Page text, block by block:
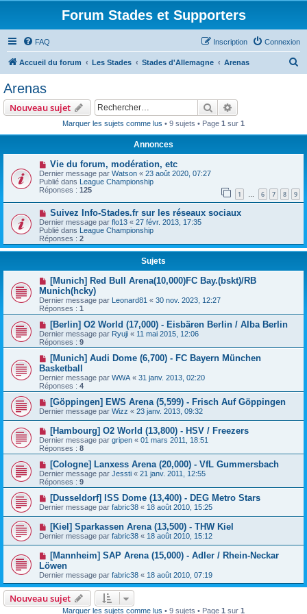
Forum Stades et Supporters
FAQ Connexion
Inscription
Accueil du forum Les Stades Stades d'Allemagne Arenas
Arenas
Nouveau sujet Rechercher
Marquer les sujets comme lus • 9 sujets • Page 1 sur 1
Annonces
Vie du forum, modération, etc
Dernier message par Watson « 23 août 2020, 07:27
Publié dans League Championship
Réponses : 125 1 … 6 7 8 9
Suivez Info-Stades.fr sur les réseaux sociaux
Dernier message par flo13 « 27 févr. 2013, 17:35
Publié dans League Championship
Réponses : 2
Sujets
[Munich] Red Bull Arena(10,000)FC Bay.(bskt)/RB
Munich(hcky)
Dernier message par Leonard81 « 30 nov. 2023, 12:27
Réponses : 1
[Berlin] O2 World (17,000) - Eisbären Berlin / Alba Berlin
Dernier message par Ryuji « 11 mai 2015, 12:06
Réponses : 9
[Munich] Audi Dome (6,700) - FC Bayern München
Basketball
Dernier message par WWA « 31 janv. 2013, 02:20
Réponses : 4
[Göppingen] EWS Arena (5,599) - Frisch Auf Göppingen
Dernier message par Wizz « 23 janv. 2013, 09:32
[Hambourg] O2 World (13,800) - HSV / Freezers
Dernier message par gripen « 01 mars 2011, 18:51
Réponses : 8
[Cologne] Lanxess Arena (20,000) - VfL Gummersbach
Dernier message par Jessti « 21 janv. 2011, 12:55
Réponses : 9
[Dusseldorf] ISS Dome (13,400) - DEG Metro Stars
Dernier message par fabric38 « 18 août 2010, 15:25
[Kiel] Sparkassen Arena (13,500) - THW Kiel
Dernier message par fabric38 « 18 août 2010, 15:12
[Mannheim] SAP Arena (15,000) - Adler / Rhein-Neckar
Löwen
Dernier message par fabric38 « 18 août 2010, 07:19
Nouveau sujet
Marquer les sujets comme lus • 9 sujets • Page 1 sur 1